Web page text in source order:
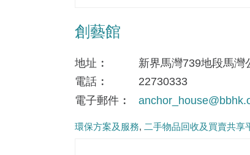
創藝館
地址
新界馬灣739地段馬灣
電話
22730333
電子郵件
環保方案及服務 二手物品回收及買賣共享